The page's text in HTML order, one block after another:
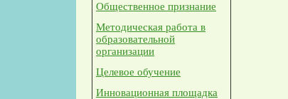
Общественное признание
Методическая работа в
образовательной
организации
Целевое обучение
Инновационная площадка